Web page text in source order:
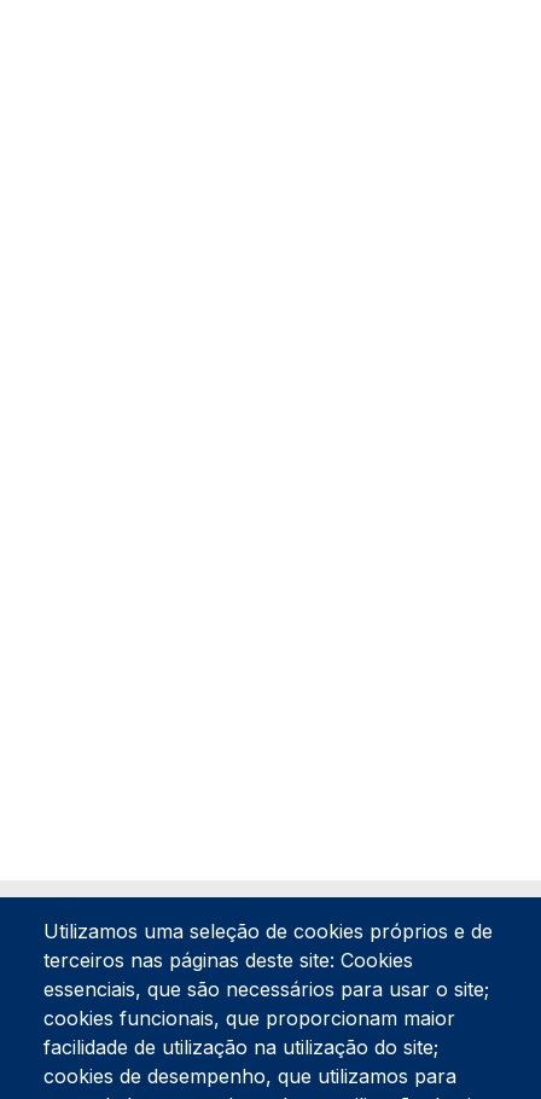
Tel:234 390 100Fax:234 390 100
Utilizamos uma seleção de cookies próprios e de
terceiros nas páginas deste site: Cookies
essenciais, que são necessários para usar o site;
cookies funcionais, que proporcionam maior
facilidade de utilização na utilização do site;
cookies de desempenho, que utilizamos para